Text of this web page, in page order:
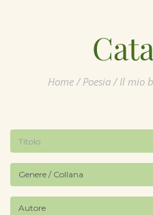
Home/ Poesia/ Il mio